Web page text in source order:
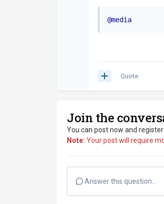
@media
Quote
Join the
You can post now and
Note: Your post will require
Answer this question...